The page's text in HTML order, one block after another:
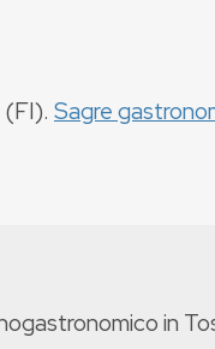
(FI). Sagre
in